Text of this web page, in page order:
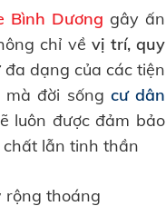
Bình Dương gây ấn
chỉ vềvị trí, quy
đa dạng của các tiện
mà đời sống cư dân
luôn được đảm bảo
lẫn tinh thần
rộng thoáng